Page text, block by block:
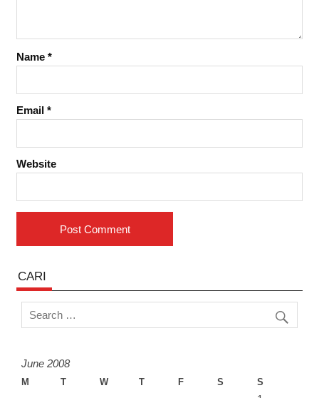
Name *
Email *
Website
CARI
June 2008
M T W T F S S